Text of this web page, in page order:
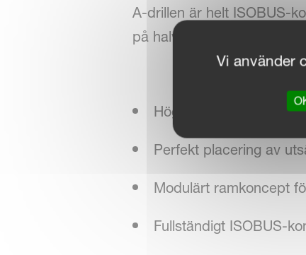
A-drillen är helt ISOBUS-
på halva bredden.
Höghastighetsdrift (10
Perfekt placering av
Modulärt ramkoncept
Fullständigt ISOBUS-
Vi använder